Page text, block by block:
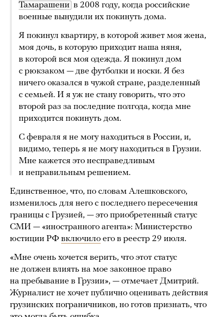
Тамарашени в 2008 году, когда российские
военные вынудили их покинуть дома.
Я покинул квартиру, в которой живет моя жена,
моя дочь, в которую приходит наша няня,
в которой вся моя одежда. Я покинул дом
с рюкзаком — две футболки и носки. Я без
ничего оказался в чужой стране, разделенный
с семьей. И я уж не стану говорить, что это
второй раз за последние полгода, когда мне
приходится покинуть дом.
С февраля я не могу находиться в России, и,
видимо, теперь я не могу находиться в Грузии.
Мне кажется это несправедливым
и неправильным решением.
Единственное, что, по словам Алешковского,
изменилось для него с последнего пересечения
границы с Грузией, — это приобретенный статус
СМИ — «иностранного агента»: Министерство
юстиции РФ включило его в реестр 29 июля.
«Мне очень хочется верить, что этот статус
не должен влиять на мое законное право
на пребывание в Грузии», — отмечает Дмитрий.
Журналист не хочет публично оценивать действия
грузинских пограничников, но готов признать, что